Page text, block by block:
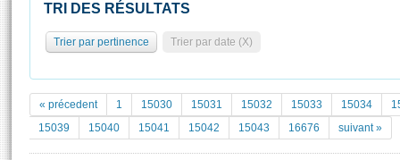
Pétitions
Documents parlementaires
Projets de loi
Statistiques et chiffres clés
Documents de référence
( Constitution | Règlement de l'Assemblée ... )
La Bibliothèque
Les archives
TRI DES RÉSULTATS
Trier par pertinence Trier par date (X)
« précedent 1 15030 15031 15032 15033 15034
15039
15040 15041 15042 15043 16676 suivant »